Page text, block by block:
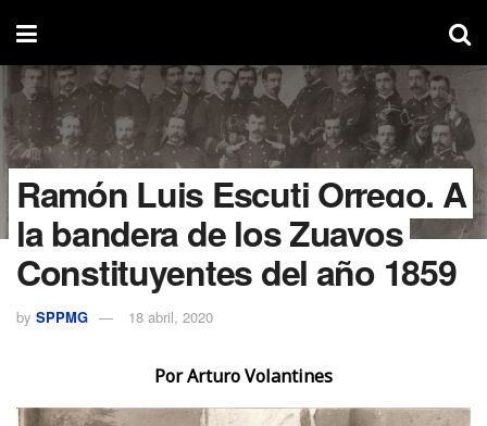
Ramón Luis Escuti Orrego. A
la bandera de los Zuavos
Constituyentes del año 1859
by SPPMG 18 abril, 2020
Por Arturo Volantines